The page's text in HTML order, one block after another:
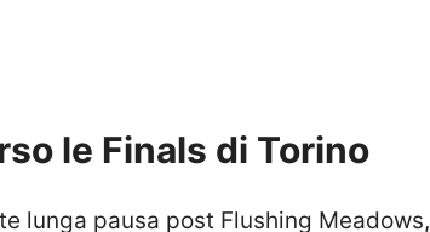
le Finals di Torino
lunga pausa post Flushing Meadows,